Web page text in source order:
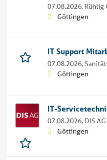
07.08.2026, Rühlig
Göttingen
IT Support
07.08.2026,
Göttingen
IT-
07.08.2026, DIS AG
Göttingen